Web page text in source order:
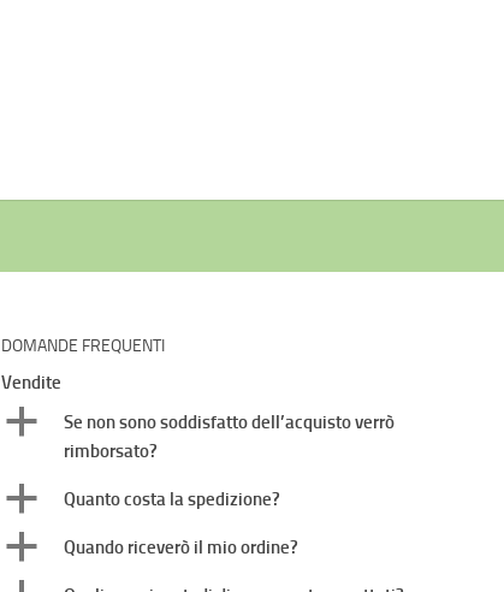
DOMANDE FREQUENTI
Vendite
a
Se non sono soddisfatto dell’acquisto verrò
rimborsato?
a Quanto costa la spedizione?
a Quando riceverò il mio ordine?